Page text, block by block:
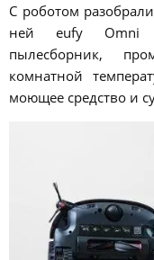
С роботом
ней eufy Omni
пылесборник,
комнатной
моющее средство и